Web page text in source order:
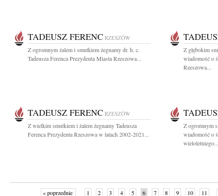
TADEUSZ FERENC RZESZÓW
Z ogromnym żalem i smutkiem żegnamy dr. h. c.
Tadeusza Ferenca Prezydenta Miasta Rzeszowa...
Z głębokim
wiadomość o
Rzeszowa...
TADEUSZ FERENC RZESZÓW
Z wielkim smutkiem i żalem żegnamy Tadeusza
Ferenca Prezydenta Rzeszowa w latach 2002-2021...
Z ogromnym
wiadomość o
wieloletniego...
« poprzednie 1 2 3 4 5 6 7 8 9 10 11